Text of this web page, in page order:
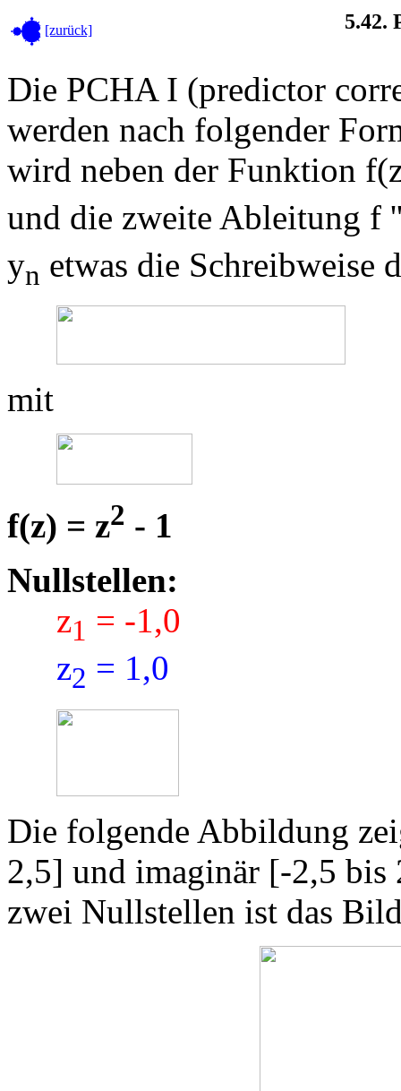
[zurück] 5.42.
Die PCHA I (predictor
werden nach folgender
wird neben der Funktion
und die zweite Ableitung f
yn etwas die Schreibweise
mit
f(z) = z2 - 1
Nullstellen:
z1 = -1,0
z2 = 1,0
Die folgende Abbildung
2,5] und imaginär [-2,5
zwei Nullstellen ist das